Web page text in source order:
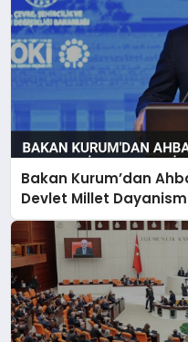
Bakan Kurum’dan
Devlet Millet